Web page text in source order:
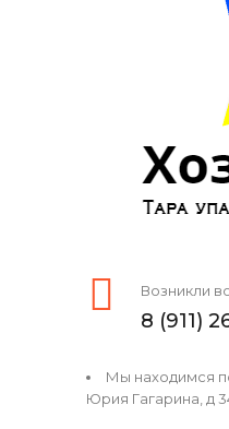
Возникли
8 (911)
Мы находимся
Юрия Гагарина, д